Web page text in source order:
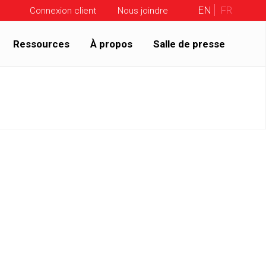
Connexion client Nous joindre EN FR
Ressources À propos Salle de presse